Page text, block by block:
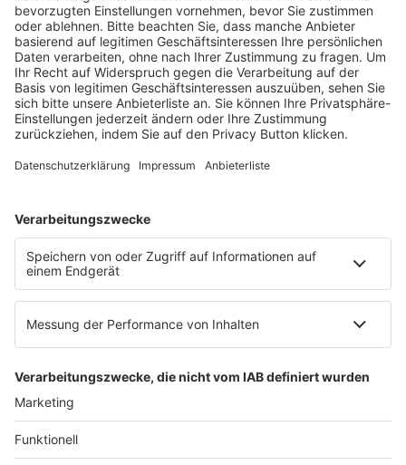
Fachmedien Recht und Wirtschaft
Ein Fachbereich der
dfv Mediengruppe
Mainzer Landstr. 251
60326 Frankfurt am Main
E-Mail:info@ruw.de
Web:https://www.ruw.de
AGB
Datenschutzerklärung
Genderhinweis
Cookie-Einstellungen